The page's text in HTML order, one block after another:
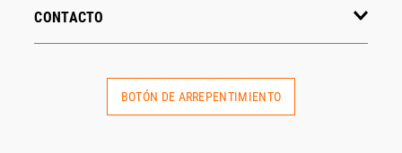
CONTACTO
BOTÓN DE ARREPENTIMIENTO